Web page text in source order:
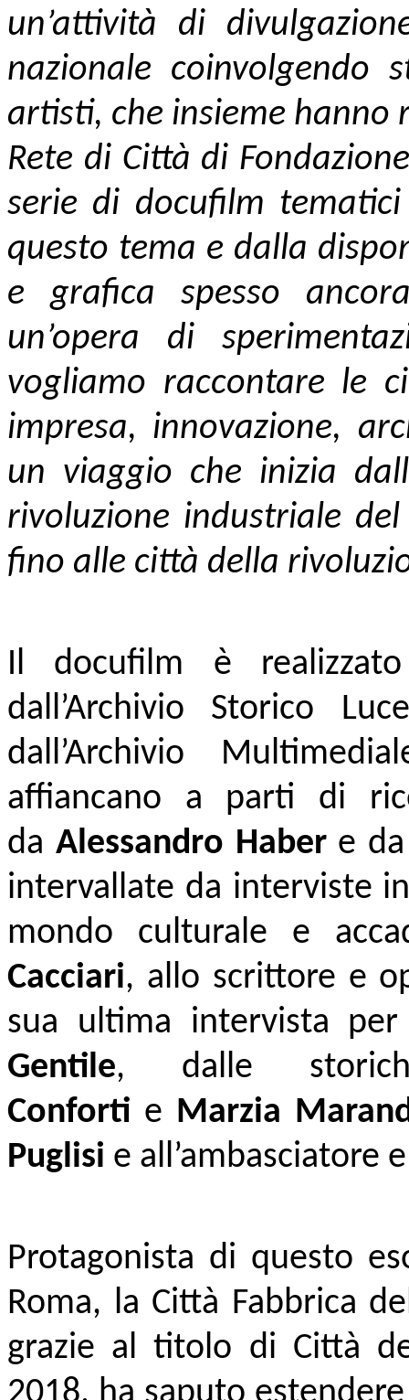
un’attività di
nazionale coinvolgendo
artisti, che insieme hanno
Rete di Città di
serie di docufilm tematici
questo tema e dalla
e grafica spesso
un’opera di
vogliamo raccontare le
impresa, innovazione,
un viaggio che inizia
rivoluzione industriale del
fino alle città della
Il docufilm è
dall’Archivio Storico
dall’Archivio
affiancano a parti di
da Alessandro Habere da
intervallate da interviste
mondo culturale e
Cacciari, allo scrittore e
sua ultima intervista
Gentile, dalle
Conforti e Marzia
Puglisi e all’ambasciatore
Protagonista di questo
Roma, la Città Fabbrica
grazie al titolo di Città